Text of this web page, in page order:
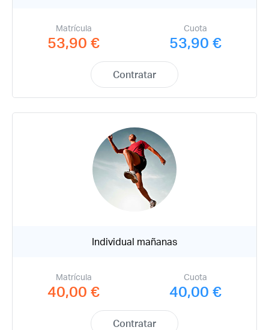
Matrícula
53,90 €
Cuota
53,90 €
Contratar
Individual mañanas
Matrícula
40,00 €
Cuota
40,00 €
Contratar